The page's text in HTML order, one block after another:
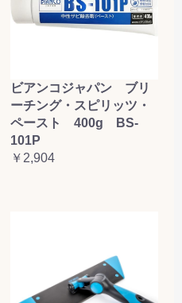
ビアンコジャパン ブリ
ーチング・スピリッツ・
ペースト 400g BS-
101P
￥2,904